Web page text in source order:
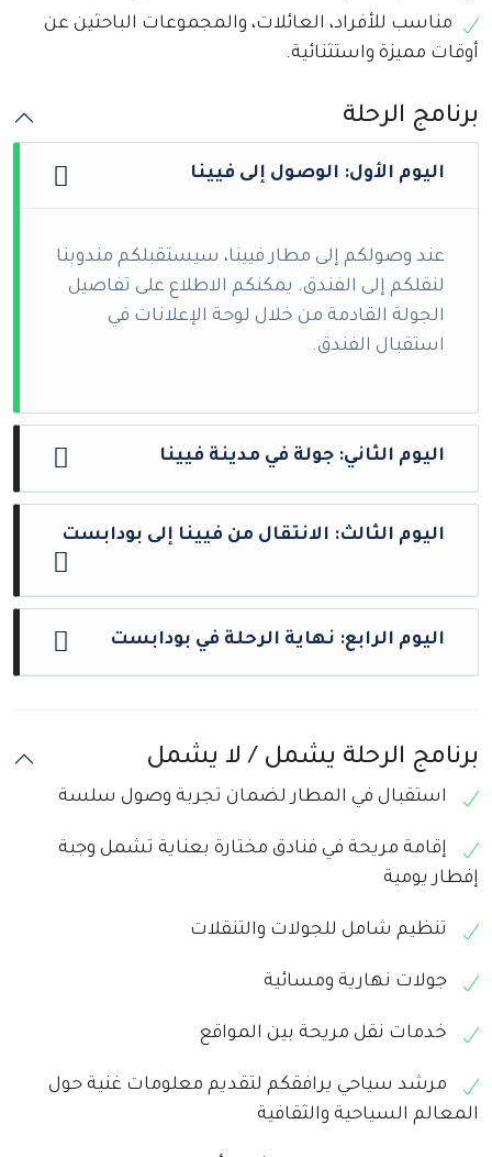
مناسب للأفراد، العائلات، والمجموعات الباحثين عن
أوقات مميزة واستثنائية.
برنامج الرحلة
اليوم الأول: الوصول إلى فيينا
عند وصولكم إلى مطار فيينا، سيستقبلكم مندوبنا
لنقلكم إلى الفندق. يمكنكم الاطلاع على تفاصيل
الجولة القادمة من خلال لوحة الإعلانات في
استقبال الفندق.
اليوم الثاني: جولة في مدينة فيينا
سنبدأ يومنا بعد الإفطار بجولة سياحية برفقة
الواسعة، بالإضافة إلى مركز المدينة النابض
بالحياة. في فترة ما بعد الظهر، سيتاح وقت حر
للتجول بشكل مستقل، وفي المساء سنستمتع
اليوم الثالث: الانتقال من فيينا إلى بودابست
بعد الإفطار، سنتجه إلى بودابست، عاصمة المجر
وملكة نهر الدانوب، التي تتميز بمناظرها الخلابة.
سيكون المساء وقت حر لاستكشاف منطقة
فاسي أوتكا الحيوية.
اليوم الرابع: نهاية الرحلة في بودابست
برنامج الرحلة يشمل / لا يشمل
استقبال في المطار لضمان تجربة وصول سلسة
إقامة مريحة في فنادق مختارة بعناية تشمل وجبة
إفطار يومية
تنظيم شامل للجولات والتنقلات
جولات نهارية ومسائية
خدمات نقل مريحة بين المواقع
مرشد سياحي يرافقكم لتقديم معلومات غنية حول
المعالم السياحية والثقافية